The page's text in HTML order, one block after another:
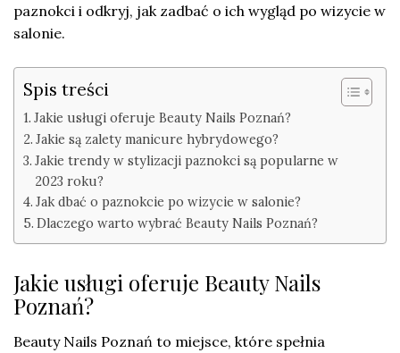
paznokci i odkryj, jak zadbać o ich wygląd po wizycie w
salonie.
Spis treści
Jakie usługi oferuje Beauty Nails Poznań?
Jakie są zalety manicure hybrydowego?
Jakie trendy w stylizacji paznokci są popularne w
2023 roku?
Jak dbać o paznokcie po wizycie w salonie?
Dlaczego warto wybrać Beauty Nails Poznań?
Jakie usługi oferuje Beauty Nails
Poznań?
Beauty Nails Poznań to miejsce, które spełnia